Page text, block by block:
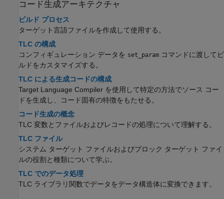
コード生成アーキテクチャ
ビルド プロセス
ターゲット言語ファイルを作成して使用する。
TLC の構成
コンフィギュレーション データを set_param コマンドに渡してビ
ルドをカスタマイズする。
TLC による生成コードの構成
Target Language Compiler を使用して特定の方法でソース コー
ドを生成し、コード固有の特徴をもたせる。
コード生成の概念
TLC 変数とファイルおよびレコードの処理について理解する。
TLC ファイル
システム ターゲット ファイルおよびブロック ターゲット ファイ
ルの役割と種類について学ぶ。
TLC でのデータ処理
TLC ライブラリ関数でデータをデータ構造体に変換できます。